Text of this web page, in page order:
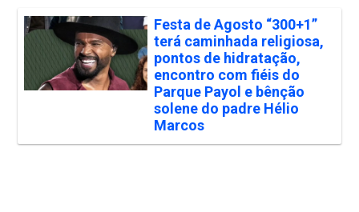
Festa de Agosto “300+1”
terá caminhada religiosa,
pontos de hidratação,
encontro com fiéis do
Parque Payol e bênção
solene do padre Hélio
Marcos